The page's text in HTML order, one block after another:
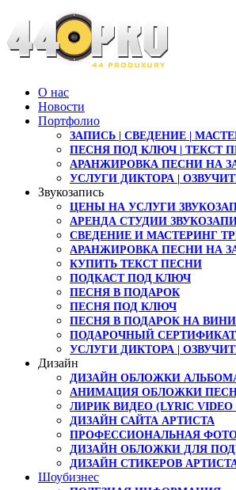
О нас
Новости
Портфолио
ЗАПИСЬ | СВЕДЕНИЕ |
ПЕСНЯ ПОД КЛЮЧ | ТЕКСТ
АРАНЖИРОВКА ПЕСНИ НА
УСЛУГИ ДИКТОРА |
Звукозапись
ЦЕНЫ НА УСЛУГИ
АРЕНДА СТУДИИ
СВЕДЕНИЕ И МАСТЕРИНГ
АРАНЖИРОВКА ПЕСНИ НА
КУПИТЬ ТЕКСТ ПЕСНИ
ПОДКАСТ ПОД КЛЮЧ
ПЕСНЯ В ПОДАРОК
ПЕСНЯ ПОД КЛЮЧ
ПЕСНЯ В ПОДАРОК НА
ПОДАРОЧНЫЙ
УСЛУГИ ДИКТОРА |
Дизайн
ДИЗАЙН ОБЛОЖКИ
АНИМАЦИЯ ОБЛОЖКИ
ЛИРИК ВИДЕО (LYRIC
ДИЗАЙН САЙТА АРТИСТА
ПРОФЕССИОНАЛЬНАЯ
ДИЗАЙН ОБЛОЖКИ ДЛЯ
ДИЗАЙН СТИКЕРОВ АРТИСТА
Шоубизнес